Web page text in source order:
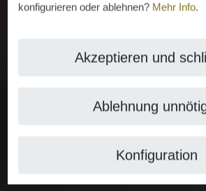
konfigurieren oder ablehnen? Mehr Info.
Akzeptieren und
Ablehnung
Konfiguration